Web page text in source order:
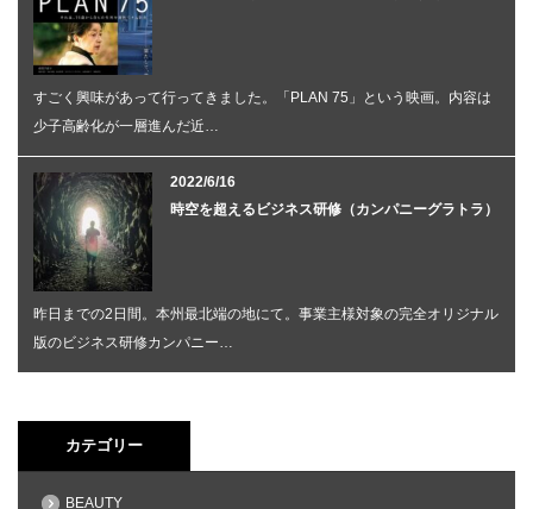
すごく興味があって行ってきました。「PLAN 75」という映画。内容は
少子高齢化が一層進んだ近…
2022/6/16
時空を超えるビジネス研修（カンパニーグラトラ）
昨日までの2日間。本州最北端の地にて。事業主様対象の完全オリジナル
版のビジネス研修カンパニー…
カテゴリー
BEAUTY